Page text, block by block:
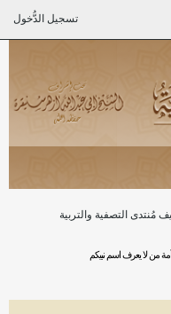
تسجيل الدُّخول
مُنتدى التصفية والتربية
من لا يعرف اسم نبيكم